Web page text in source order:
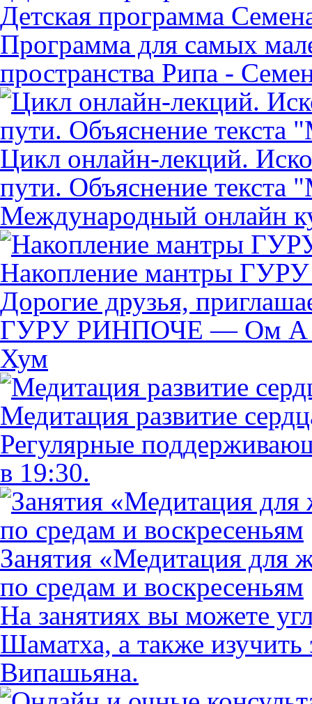
Детская программа
Программа для самых
пространства Рипа -
Цикл онлайн-лекций.
пути. Объяснение текста
Международный онлайн
Накопление мантры
Дорогие друзья,
ГУРУ РИНПОЧЕ — Ом А
Хум
Медитация развитие
Регулярные
в 19:30.
Занятия «Медитация для
по средам и воскресеньям
На занятиях вы можете
Шаматха, а также
Випашьяна.